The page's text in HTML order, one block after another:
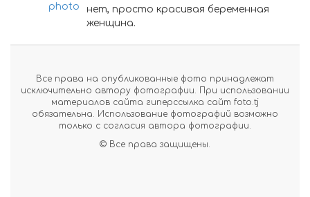
нет, просто красивая беременная
женщина.
Все права на опубликованные фото принадлежат
исключительно автору фотографии. При использовании
материалов сайта гиперссылка сайт foto.tj
обязательна. Использование фотографий возможно
только с согласия автора фотографии.
© Все права защищены.